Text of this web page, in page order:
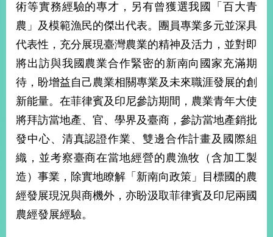
國
家
與
地
區
國
際
播
政
府
資
訊
公
開
術等實務經驗的專才，另有曾獲選我國「百大青
農」及模範漁民的傑出代表。團員專業多元並深具
代表性，充分展現臺灣農業的精神及活力，並對即
將出訪與我國農業合作緊密的新南向國家充滿期
待，盼增益自己農業相關專業及未來職涯發展的創
新能量。在菲律賓及印尼參訪期間，農業青年大使
將拜訪當地產、官、學界及臺商，參訪當地產銷批
發中心、清真認證作業、雙邊合作計畫及國際組
織，並考察臺商在當地經營的農漁牧（含加工製
造）事業，除實地瞭解「新南向政策」目標國的農
經發展現況與商機外，亦盼汲取菲律賓及印尼兩國
農經發展經驗。